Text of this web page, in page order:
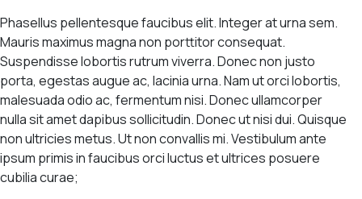
Phasellus pellentesque faucibus elit. Integer at urna sem.
Mauris maximus magna non porttitor consequat.
Suspendisse lobortis rutrum viverra. Donec non justo
porta, egestas augue ac, lacinia urna. Nam ut orci lobortis,
malesuada odio ac, fermentum nisi. Donec ullamcorper
nulla sit amet dapibus sollicitudin. Donec ut nisi dui. Quisque
non ultricies metus. Ut non convallis mi. Vestibulum ante
ipsum primis in faucibus orci luctus et ultrices posuere
cubilia curae;